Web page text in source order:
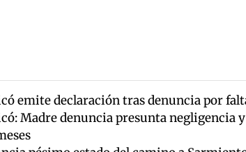
emite declaración tras denuncia por
Madre denuncia presunta negligencia